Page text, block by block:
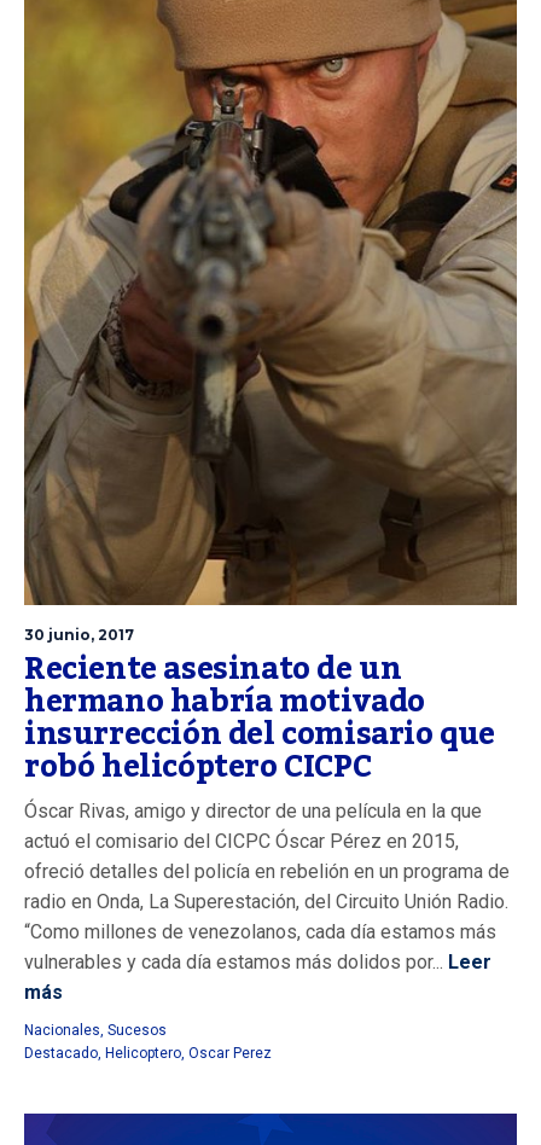
30 junio, 2017
Reciente asesinato de un
hermano habría motivado
insurrección del comisario que
robó helicóptero CICPC
Óscar Rivas, amigo y director de una película en la que
actuó el comisario del CICPC Óscar Pérez en 2015,
ofreció detalles del policía en rebelión en un programa de
radio en Onda, La Superestación, del Circuito Unión Radio.
“Como millones de venezolanos, cada día estamos más
vulnerables y cada día estamos más dolidos por... Leer
más
Nacionales, Sucesos
Destacado, Helicoptero, Oscar Perez